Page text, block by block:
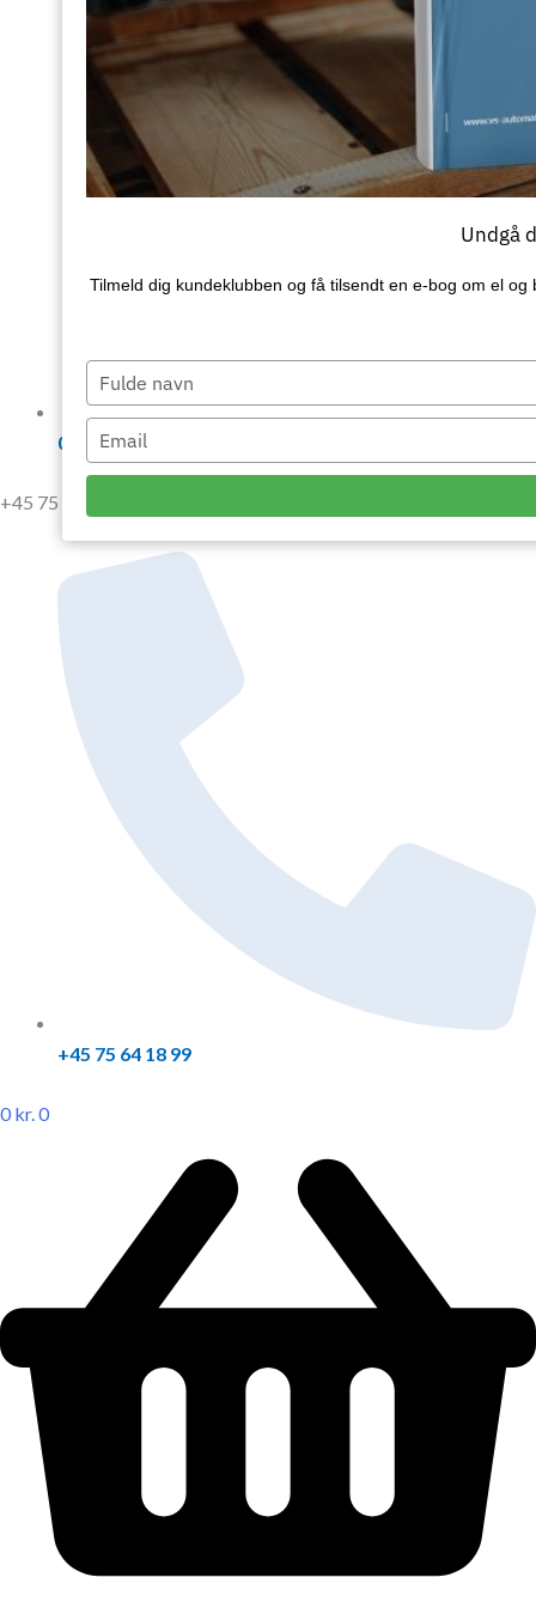
07:00 - 15:15
+45 75 64 18 99
+45 75 64 18 99
0 kr.0
Undgå
Tilmeld dig kundeklubben og få tilsendt en e‑bog om el
Type
your
name
Type
your
email